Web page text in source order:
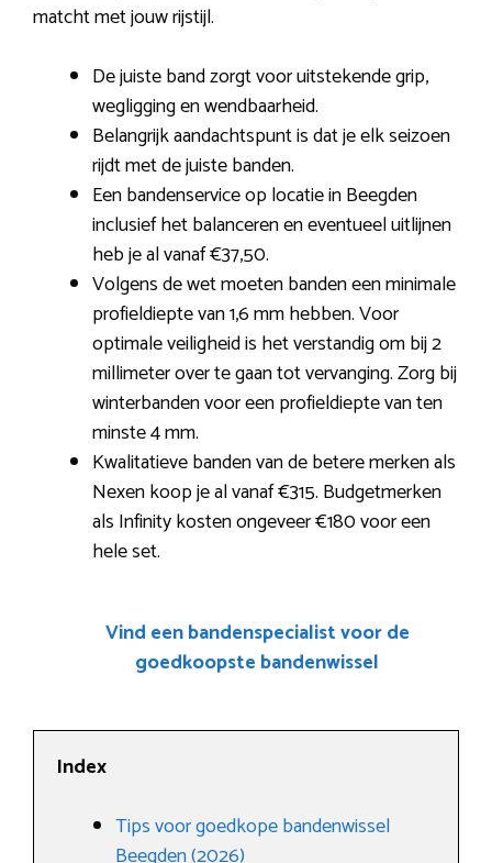
matcht met jouw rijstijl.
De juiste band zorgt voor uitstekende grip,
wegligging en wendbaarheid.
Belangrijk aandachtspunt is dat je elk seizoen
rijdt met de juiste banden.
Een bandenservice op locatie in Beegden
inclusief het balanceren en eventueel uitlijnen
heb je al vanaf €37,50.
Volgens de wet moeten banden een minimale
profieldiepte van 1,6 mm hebben. Voor
optimale veiligheid is het verstandig om bij 2
millimeter over te gaan tot vervanging. Zorg bij
winterbanden voor een profieldiepte van ten
minste 4 mm.
Kwalitatieve banden van de betere merken als
Nexen koop je al vanaf €315. Budgetmerken
als Infinity kosten ongeveer €180 voor een
hele set.
Vind een bandenspecialist voor de
goedkoopste bandenwissel
Index
Tips voor goedkope bandenwissel
Beegden (2026)